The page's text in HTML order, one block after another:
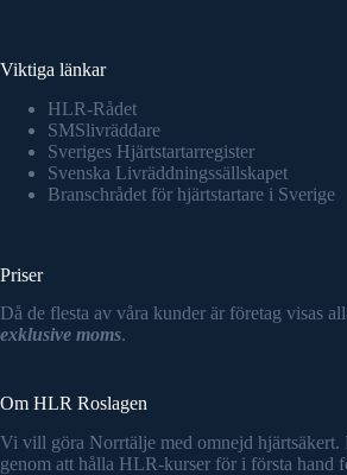
Viktiga länkar
HLR-Rådet
SMSlivräddare
Sveriges Hjärtstartarregister
Svenska Livräddningssällskapet
Branschrådet för hjärtstartare i Sverige
Priser
Då de flesta av våra kunder är företag visas
exklusive moms.
Om HLR Roslagen
Vi vill göra Norrtälje med omnejd hjärtsäkert.
genom att hålla HLR-kurser för i första hand